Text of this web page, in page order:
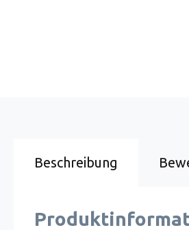
Beschreibung